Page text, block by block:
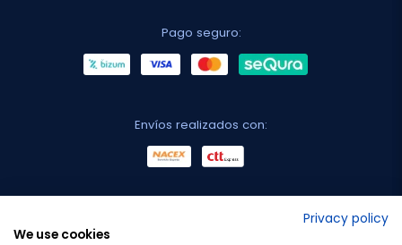
Pago seguro:
Envíos realizados con:
Privacy policy
We use cookies